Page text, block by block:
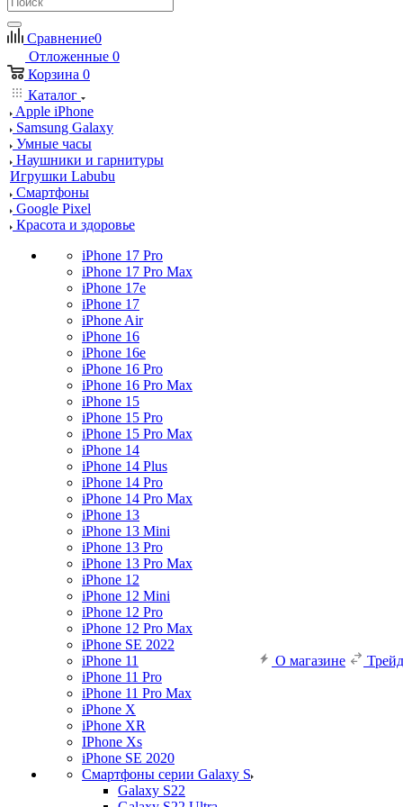
Сравнение0
Отложенные 0
Корзина 0
Каталог
Apple iPhone
Samsung Galaxy
Умные часы
Наушники и гарнитуры
Игрушки Labubu
Смартфоны
Google Pixel
Красота и здоровье
iPhone 17 Pro
iPhone 17 Pro Max
iPhone 17e
iPhone 17
iPhone Air
iPhone 16
iPhone 16e
iPhone 16 Pro
iPhone 16 Pro Max
iPhone 15
iPhone 15 Pro
iPhone 15 Pro Max
iPhone 14
iPhone 14 Plus
iPhone 14 Pro
iPhone 14 Pro Max
iPhone 13
iPhone 13 Mini
iPhone 13 Pro
iPhone 13 Pro Max
iPhone 12
iPhone 12 Mini
iPhone 12 Pro
iPhone 12 Pro Max
iPhone SE 2022
iPhone 11
iPhone 11 Pro
iPhone 11 Pro Max
iPhone X
iPhone XR
IPhone Xs
iPhone SE 2020
Смартфоны серии Galaxy S
Galaxy S22
О магазине